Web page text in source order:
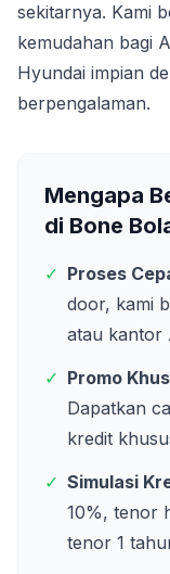
sekitarnya. Kami
kemudahan bagi
Hyundai impian
berpengalaman.
Mengapa
di Bone
✓ Proses
door, kami
atau kantor
✓ Promo
Dapatkan
kredit
✓ Simulasi
10%, tenor
tenor 1